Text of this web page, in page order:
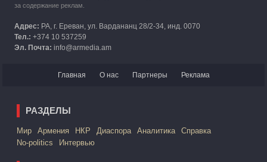
за содержание реклам.
Адрес: РА, г. Ереван, ул. Вардананц 28/2-34, инд. 0070
Тел.: +374 10 537259
Эл. Почта: info@armedia.am
Главная О нас Партнеры Реклама
РАЗДЕЛЫ
Mир Армения НКР Диаспора Аналитика
Справка
No-politics
Интервью